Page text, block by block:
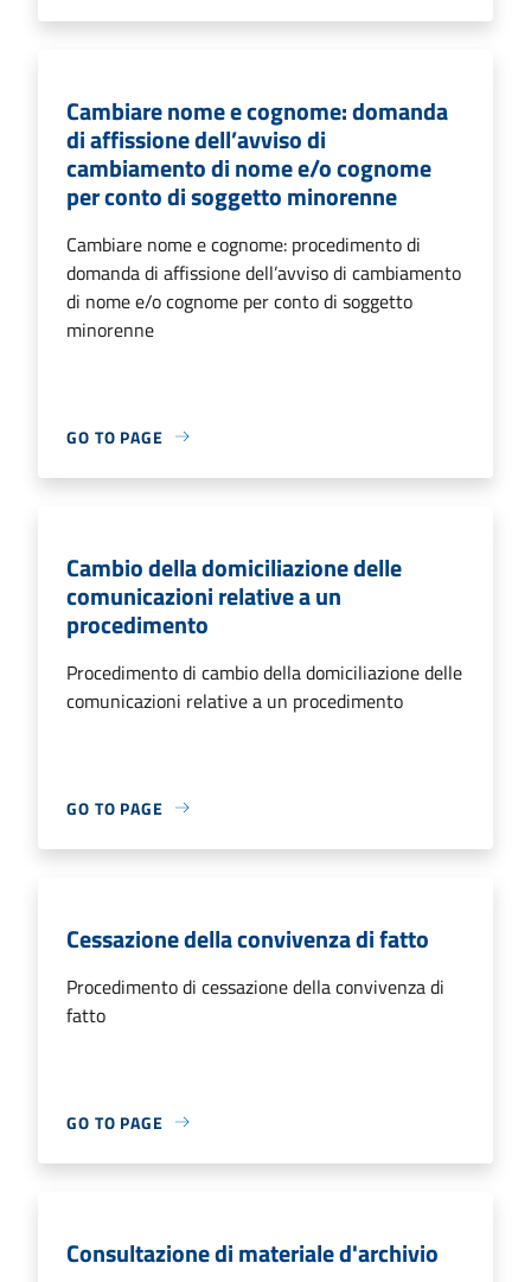
Cambiare nome e cognome: domanda
di affissione dell’avviso di
cambiamento di nome e/o cognome
per conto di soggetto minorenne
Cambiare nome e cognome: procedimento di
domanda di affissione dell’avviso di cambiamento
di nome e/o cognome per conto di soggetto
minorenne
GO TO PAGE
Cambio della domiciliazione delle
comunicazioni relative a un
procedimento
Procedimento di cambio della domiciliazione delle
comunicazioni relative a un procedimento
GO TO PAGE
Cessazione della convivenza di fatto
Procedimento di cessazione della convivenza di
fatto
GO TO PAGE
Consultazione di materiale d'archivio